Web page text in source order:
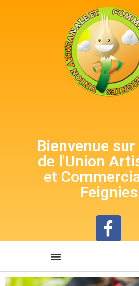
Bienvenue
de l'Union
et
Feignies